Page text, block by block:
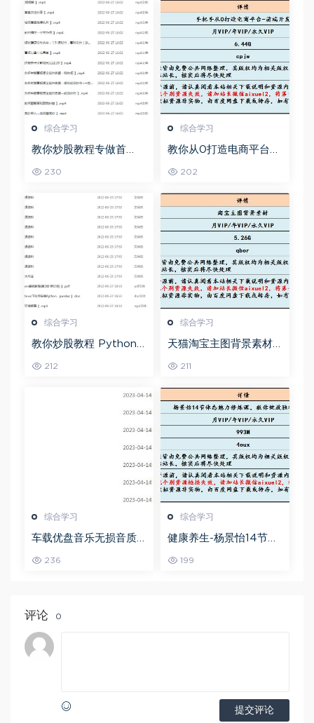
综合学习
教你炒股教程专做首
230
综合学习
教你从0打造电商平台前
资源打包下载
202
综合学习
教你炒股教程 Python
网盘资源打包下载
212
综合学习
天猫淘宝主图背景素材
源打包下载
211
综合学习
车载优盘音乐无损音质
网盘打包下载
236
综合学习
健康养生-杨景怡14节体
现东方美,百度网盘资源
199
评论 0
提交评论